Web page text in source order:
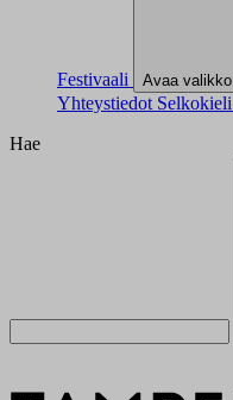
Festivaali Avaa valikko
Yhteystiedot Selkokieli
Hae